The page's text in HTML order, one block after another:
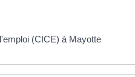
(CICE) à Mayotte